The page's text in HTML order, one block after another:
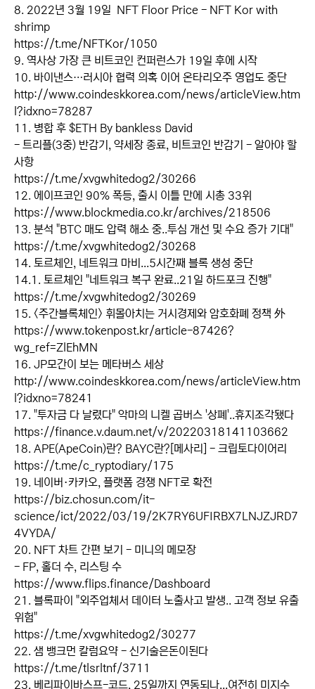
8. 2022년 3월 19일 NFT Floor Price - NFT Kor with
shrimp
https://t.me/NFTKor/1050
9. 역사상 가장 큰 비트코인 컨퍼런스가 19일 후에 시작
10. 바이낸스…러시아 협력 의혹 이어 온타리오주 영업도 중단
http://www.coindeskkorea.com/news/articleView.htm
l?idxno=78287
11. 병합 후 $ETH By bankless David
- 트리플(3중) 반감기, 약세장 종료, 비트코인 반감기 - 알아야 할
사항
https://t.me/xvgwhitedog2/30266
12. 에이프코인 90% 폭등, 출시 이틀 만에 시총 33위
https://www.blockmedia.co.kr/archives/218506
13. 분석 "BTC 매도 압력 해소 중..투심 개선 및 수요 증가 기대"
https://t.me/xvgwhitedog2/30268
14. 토르체인, 네트워크 마비...5시간째 블록 생성 중단
14.1. 토르체인 "네트워크 복구 완료..21일 하드포크 진행"
https://t.me/xvgwhitedog2/30269
15. <주간블록체인> 휘몰아치는 거시경제와 암호화폐 정책 外
https://www.tokenpost.kr/article-87426?
wg_ref=ZlEhMN
16. JP모간이 보는 메타버스 세상
http://www.coindeskkorea.com/news/articleView.htm
l?idxno=78241
17. "투자금 다 날렸다" 악마의 니켈 곱버스 '상폐'..휴지조각됐다
https://finance.v.daum.net/v/20220318141103662
18. APE(ApeCoin)란? BAYC란?[메사리] - 크립토다이어리
https://t.me/c_ryptodiary/175
19. 네이버·카카오, 플랫폼 경쟁 NFT로 확전
https://biz.chosun.com/it-
science/ict/2022/03/19/2K7RY6UFIRBX7LNJZJRD7
4VYDA/
20. NFT 차트 간편 보기 - 미니의 메모장
- FP, 홀더 수, 리스팅 수
https://www.flips.finance/Dashboard
21. 블록파이 "외주업체서 데이터 노출사고 발생.. 고객 정보 유출
위험"
https://t.me/xvgwhitedog2/30277
22. 샘 뱅크먼 칼럼요약 - 신기술은돈이된다
https://t.me/tlsrltnf/3711
23. 베리파이바스프-코드, 25일까지 연동되나...여전히 미지수